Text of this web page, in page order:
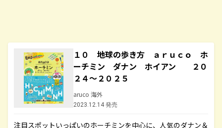
１０ 地球の歩き方 ａｒｕｃｏ ホ
ーチミン ダナン ホイアン ２０
２４～２０２５
aruco 海外
2023.12.14 発売
注目スポットいっぱいのホーチミンを中心に、人気のダナン＆